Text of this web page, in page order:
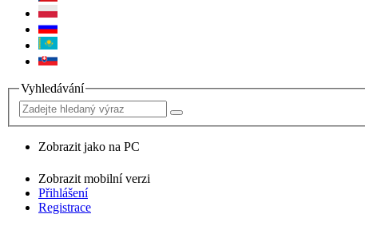
Vyhledávání
Zobrazit jako na PC
Zobrazit mobilní verzi
Přihlášení
Registrace